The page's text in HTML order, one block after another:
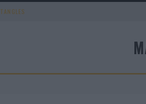
TANGLES